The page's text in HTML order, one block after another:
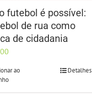
futebol é possível:
de rua como
de cidadania
ao
Detalhes